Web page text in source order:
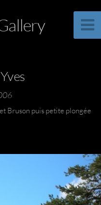
Bruson puis petite plongée